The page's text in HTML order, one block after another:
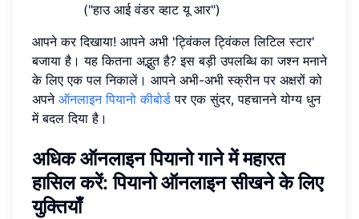
("हाउ आई वंडर व्हाट यू आर")
आपने कर दिखाया! आपने अभी 'ट्विंकल ट्विंकल लिटिल स्टार'
बजाया है। यह कितना अद्भुत है? इस बड़ी उपलब्धि का जश्न मनाने
के लिए एक पल निकालें। आपने अभी-अभी स्क्रीन पर अक्षरों को
अपने ऑनलाइन पियानो कीबोर्ड पर एक सुंदर, पहचानने योग्य धुन
में बदल दिया है।
अधिक ऑनलाइन पियानो गाने में महारत
हासिल करें: पियानो ऑनलाइन सीखने के लिए
युक्तियाँ